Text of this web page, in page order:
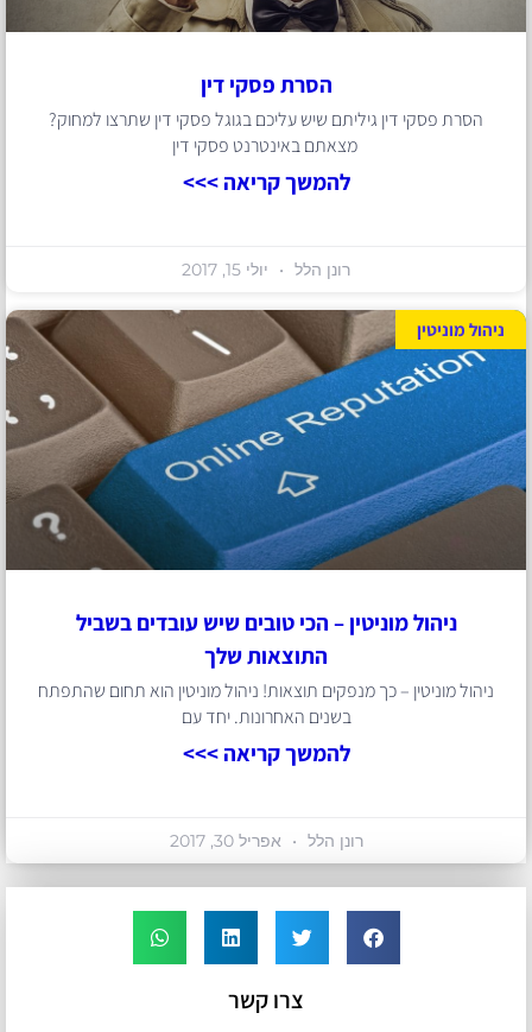
הסרת פסקי דין
הסרת פסקי דין גיליתם שיש עליכם בגוגל פסקי דין שתרצו למחוק?
מצאתם באינטרנט פסקי דין
להמשך קריאה >>>
רונן הלל יולי 15, 2017
ניהול מוניטין
ניהול מוניטין – הכי טובים שיש עובדים בשביל
התוצאות שלך
ניהול מוניטין – כך מנפקים תוצאות! ניהול מוניטין הוא תחום שהתפתח
בשנים האחרונות. יחד עם
להמשך קריאה >>>
רונן הלל אפריל 30, 2017
צרו קשר